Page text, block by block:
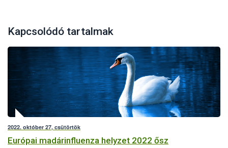
Kapcsolódó tartalmak
2022. október 27, csütörtök
Európai madárinfluenza helyzet 2022 ősz